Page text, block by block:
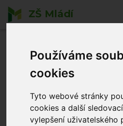
Používáme
cookies
Tyto webové stránky
cookies a další
vylepšení uživatelského
ZŠ Mládí
Hlavní strana Blížící se akce
srpen 2026
po út st čt
27. 28. 29. 30.